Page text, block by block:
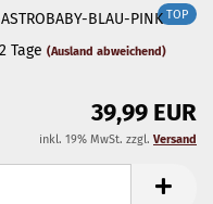
TOP
ASTROBABY-BLAU-PINK
Tage(Ausland abweichend)
39,99 EUR
inkl. 19% MwSt. zzgl. Versand